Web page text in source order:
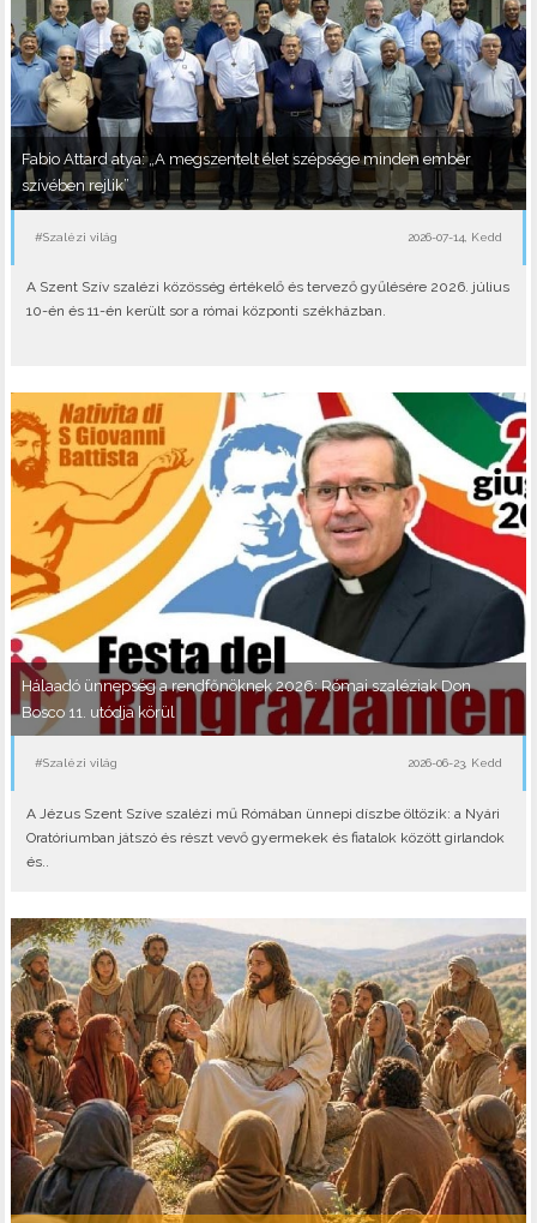
Fabio Attard atya: „A megszentelt élet szépsége minden ember
szívében rejlik”
#Szalézi világ 2026-07-14, Kedd
A Szent Szív szalézi közösség értékelő és tervező gyűlésére 2026. július
10-én és 11-én került sor a római központi székházban.
Hálaadó ünnepség a rendfőnöknek 2026: Római szaléziak Don
Bosco 11. utódja körül
#Szalézi világ 2026-06-23, Kedd
A Jézus Szent Szíve szalézi mű Rómában ünnepi díszbe öltözik: a Nyári
Oratóriumban játszó és részt vevő gyermekek és fiatalok között girlandok
és..